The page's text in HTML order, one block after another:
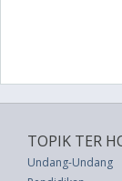
TOPIK TER
Undang-Undang